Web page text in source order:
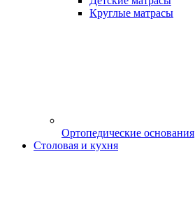
Круглые матрасы
Ортопедические основания
Столовая и кухня